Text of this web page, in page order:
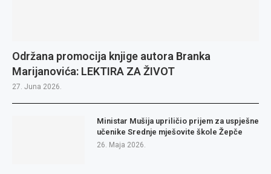
Održana promocija knjige autora Branka
Marijanovića: LEKTIRA ZA ŽIVOT
27. Juna 2026.
Ministar Mušija upriličio prijem za uspješne
učenike Srednje mješovite škole Žepče
26. Maja 2026.